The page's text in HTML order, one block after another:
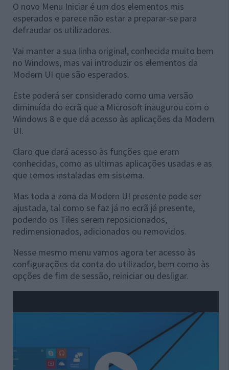
O novo Menu Iniciar é um dos elementos mis
esperados e parece não estar a preparar-se para
defraudar os utilizadores.
Vai manter a sua linha original, conhecida muito bem
no Windows, mas vai introduzir os elementos da
Modern UI que são esperados.
Este poderá ser considerado como uma versão
diminuída do ecrã que a Microsoft inaugurou com o
Windows 8 e que dá acesso às aplicações da Modern
UI.
Claro que dará acesso às funções que eram
conhecidas, como as ultimas aplicações usadas e as
que temos instaladas em sistema.
Mas toda a zona da Modern UI presente pode ser
ajustada, tal como se faz já no ecrã já presente,
podendo os Tiles serem reposicionados,
redimensionados, adicionados ou removidos.
Nesse mesmo menu vamos agora ter acesso às
configurações da conta do utilizador, bem como às
opções de fim de sessão, reiniciar ou desligar.